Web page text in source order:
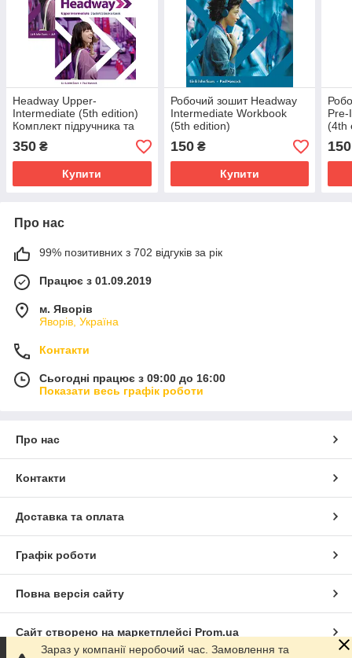
Headway Upper-
Intermediate (5th edition)
Комплект підручника та
робочого зошита
350 ₴
Купити
Робочий зошит Headway
Intermediate Workbook
(5th edition)
150₴
Купити
Pre-
(4th
150
Про нас
99% позитивних з 702 відгуків за рік
Працює з 01.09.2019
м. Яворів
Яворів, Україна
Контакти
Сьогодні працює з 09:00 до 16:00
Показати весь графік роботи
Про нас
Контакти
Доставка та оплата
Графік роботи
Повна версія сайту
Сайт створено на маркетплейсі Prom.ua
Зараз у компанії неробочий час. Замовлення та